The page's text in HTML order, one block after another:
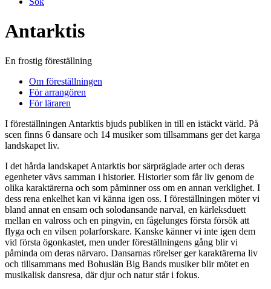
Antarktis
En frostig föreställning
Om föreställningen
För arrangören
För läraren
I föreställningen Antarktis bjuds publiken in till en istäckt värld. På
scen finns 6 dansare och 14 musiker som tillsammans ger det karga
landskapet liv.
I det hårda landskapet Antarktis bor särpräglade arter och deras
egenheter vävs samman i historier. Historier som får liv genom de
olika karaktärerna och som påminner oss om en annan verklighet. I
dess rena enkelhet kan vi känna igen oss. I föreställningen möter vi
bland annat en ensam och solodansande narval, en kärleksduett
mellan en valross och en pingvin, en fågelunges första försök att
flyga och en vilsen polarforskare. Kanske känner vi inte igen dem
vid första ögonkastet, men under föreställningens gång blir vi
påminda om deras närvaro. Dansarnas rörelser ger karaktärerna liv
och tillsammans med Bohuslän Big Bands musiker blir mötet en
musikalisk dansresa, där djur och natur står i fokus.